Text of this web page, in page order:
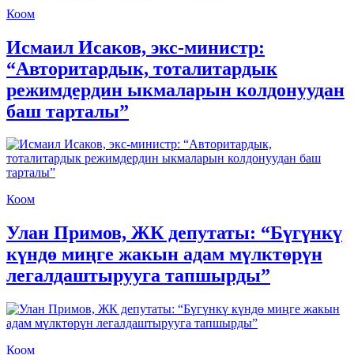
Коом
Исмаил Исаков, экс-министр:
“Авторитардык, тоталитардык
режимдердин ыкмаларын колдонуудан
баш тарталы”
Коом
Улан Примов, ЖК депутаты: “Бүгүнкү
күндө миңге жакын адам мүлктөрүн
легалдаштырууга тапшырды”
Коом